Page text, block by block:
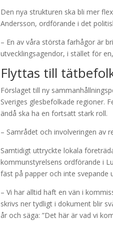
Den nya strukturen ska bli mer
Andersson, ordförande i det
– En av våra största farhågor är
utvecklingsagendor, i stället för
Flyttas till
Förslaget till ny
Sveriges glesbefolkade regioner.
ändå ska ha en fortsatt stark roll.
– Samrådet och involveringen av
Samtidigt uttryckte lokala
kommunstyrelsens ordförande i
fäst på papper och inte svepande
– Vi har alltid haft en vän i
skrivs ner tydligt i dokument blir
år och säga: ”Det här är vad vi